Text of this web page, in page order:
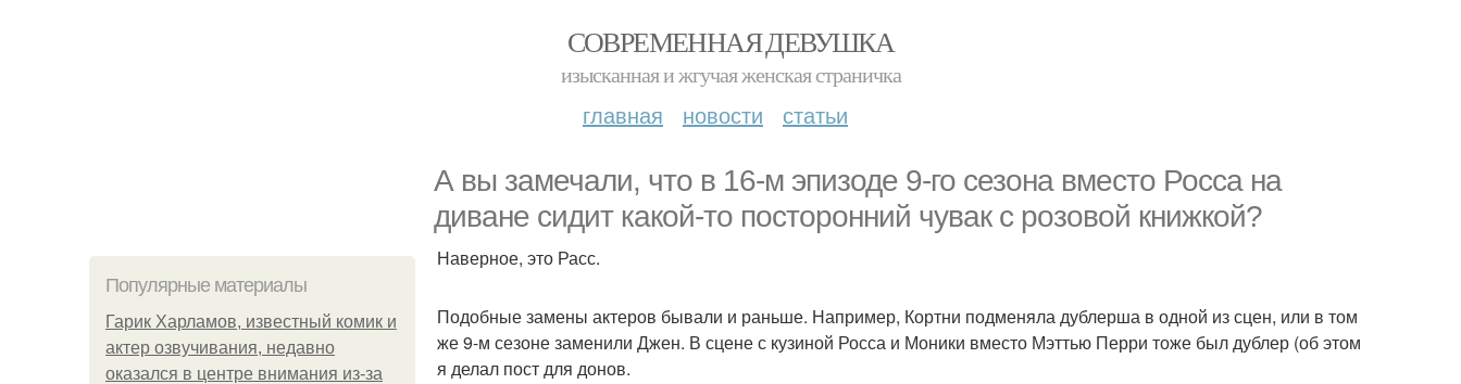
СОВРЕМЕННАЯ ДЕВУШКА
изысканная и жгучая женская страничка
главная новости статьи
А вы замечали, что в 16-м эпизоде 9-го сезона вместо Росса на
диване сидит какой-то посторонний чувак с розовой книжкой?
Популярные материалы
Гарик Харламов, известный комик и
актер озвучивания, недавно
оказался в центре внимания из-за
Наверное, это Расс.
Подобные замены актеров бывали и раньше. Например, Кортни подменяла дублерша в одной из сцен, или в том
же 9-м сезоне заменили Джен. В сцене с кузиной Росса и Моники вместо Мэттью Перри тоже был дублер (об этом
я делал пост для донов.